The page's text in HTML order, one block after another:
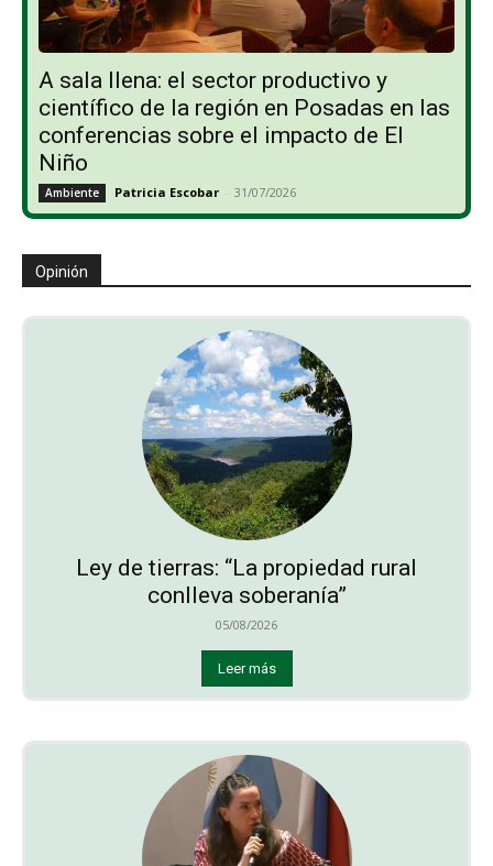
A sala llena: el sector productivo y
científico de la región en Posadas en las
conferencias sobre el impacto de El
Niño
Ambiente Patricia Escobar - 31/07/2026
Opinión
Ley de tierras: “La propiedad rural
conlleva soberanía”
05/08/2026
Leer más